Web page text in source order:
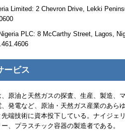
Limited: 2 Chevron Drive, Lekki
PLC: 8 McCarthy Street, Lagos,
ービス
原油と天然ガスの探査、生産、製造、
発電など、原油・天然ガス産業のあら
端技術に資本投下している。ナイジェ
、プラスチック容器の製造者である。